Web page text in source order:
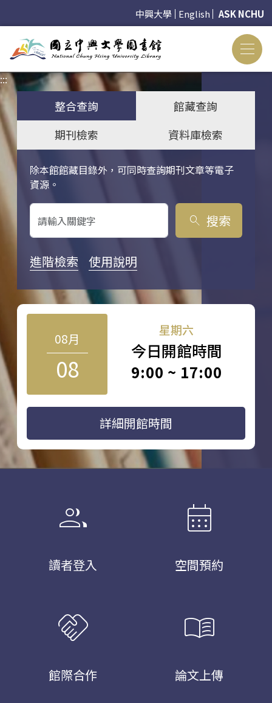
中興大學 English ASK NCHU
:::
整合查詢
館藏查詢
期刊檢索
資料庫檢索
除本館館藏目錄外，可同時查詢期刊文章等電子
資源。
關鍵字搜尋
search 搜索
進階檢索 使用說明
08月
08
星期六
今日開館時間
9:00 ~ 17:00
詳細開館時間
group
讀者登入
calendar_month
空間預約
handshake
館際合作
menu_book
論文上傳